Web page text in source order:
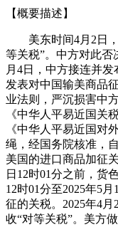
【概要描述】
美东时间4月2日，
等关税”。中方对此
月4日，中方接连并
发表对中国输美商品
业法则，严沉损害中
《中华人平易近国关
《中华人平易近国对
绳，经国务院核准，
美国的进口商品加征
日12时01分之前，货
12时01分至2025年5
征的关税。2025年4
收“对等关税”。美方